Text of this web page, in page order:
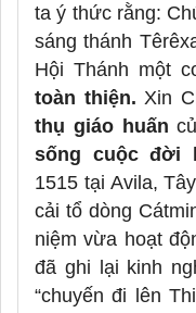
ta ý thức rằng:
sáng thánh
Hội Thánh một
toàn thiện. Xin
thụ giáo huấn
sống cuộc đời
1515 tại Avila,
cải tổ dòng
niệm vừa hoạt
đã ghi lại kinh
“chuyến đi lên